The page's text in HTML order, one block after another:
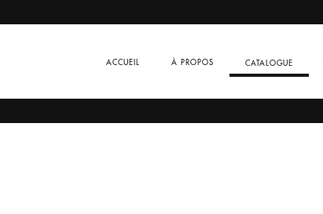
ACCUEIL À PROPOS CATALOGUE